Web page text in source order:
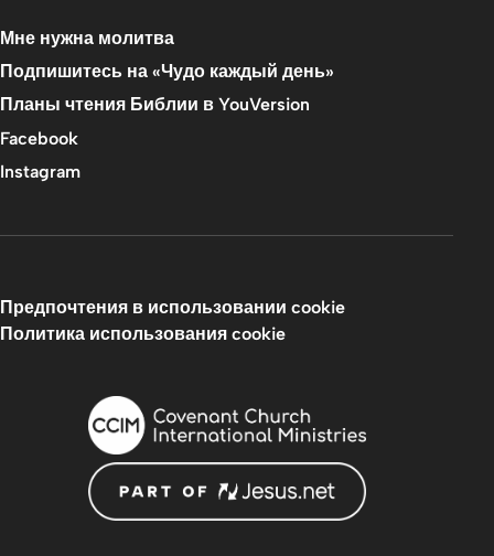
Мне нужна молитва
Подпишитесь на «Чудо каждый день»
Планы чтения Библии в YouVersion
Facebook
Instagram
Предпочтения в использовании cookie
Политика использования cookie